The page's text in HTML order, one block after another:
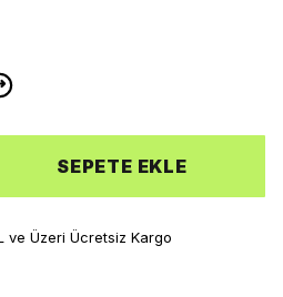
SEPETE EKLE
ve Üzeri Ücretsiz Kargo